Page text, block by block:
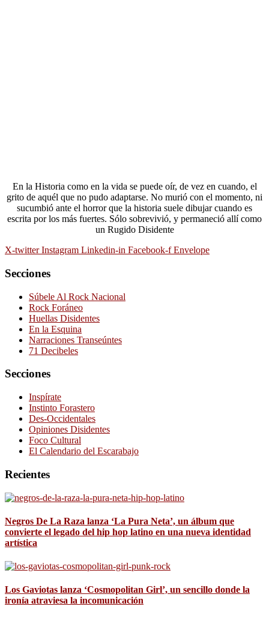
En la Historia como en la vida se puede oír, de vez en cuando, el
grito de aquél que no pudo adaptarse. No murió con el momento, ni
sucumbió ante el horror que la historia suele dibujar cuando es
escrita por los más fuertes. Sólo sobrevivió, y permaneció allí como
un Rugido Disidente
X-twitter Instagram Linkedin-in Facebook-f Envelope
Secciones
Súbele Al Rock Nacional
Rock Foráneo
Huellas Disidentes
En la Esquina
Narraciones Transeúntes
71 Decibeles
Secciones
Inspírate
Instinto Forastero
Des-Occidentales
Opiniones Disidentes
Foco Cultural
El Calendario del Escarabajo
Recientes
Negros De La Raza lanza ‘La Pura Neta’, un álbum que
convierte el legado del hip hop latino en una nueva identidad
artística
Los Gaviotas lanza ‘Cosmopolitan Girl’, un sencillo donde la
ironía atraviesa la incomunicación